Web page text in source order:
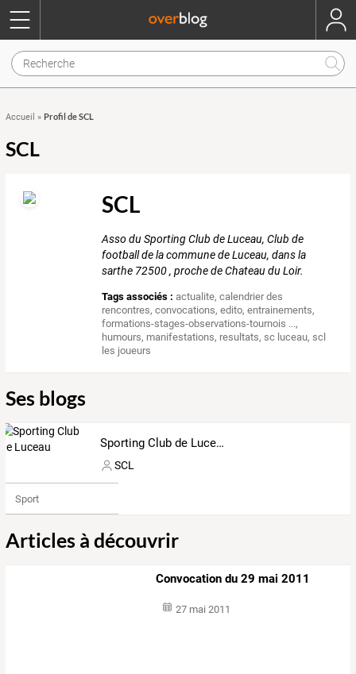
Accueil » Profil de SCL
SCL
SCL
Asso du Sporting Club de Luceau, Club de
football de la commune de Luceau, dans la
sarthe 72500 , proche de Chateau du Loir.
Tags associés : actualite,calendrier des
rencontres,convocations,edito,entrainements,
formations-stages-observations-tournois ...,
humours, manifestations, resultats,sc luceau,scl
les joueurs
Ses blogs
Sporting Club de Luceau
SCL
Sport
Articles à découvrir
Convocation du 29 mai 2011
27 mai 2011